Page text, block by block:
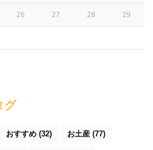
26 27 28 29
グ
おすすめ (32) お土産 (77)